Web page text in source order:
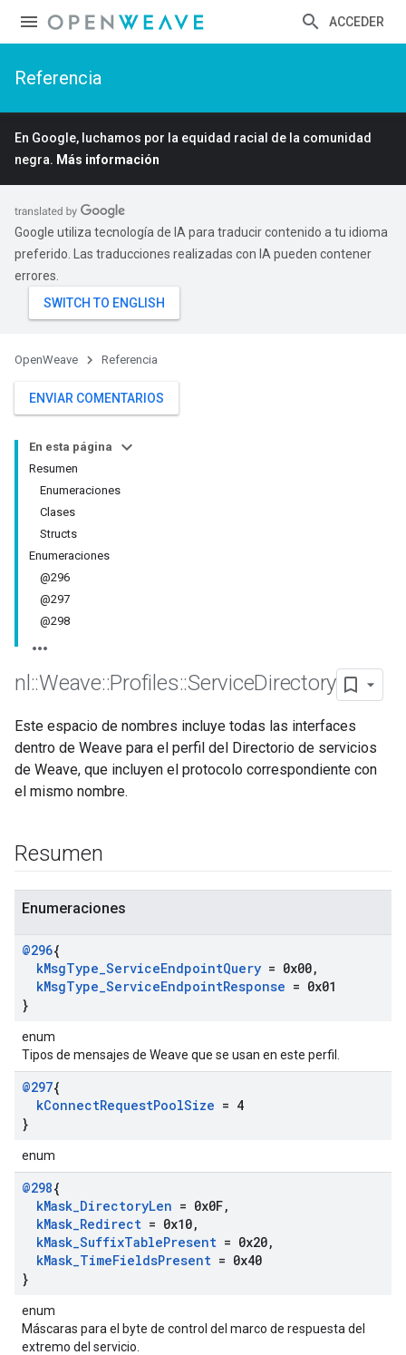
ACCEDER
Referencia
En Google, luchamos por la equidad racial de la comunidad
negra. Más información
Google utiliza tecnología de IA para traducir contenido a tu idioma
preferido. Las traducciones realizadas con IA pueden contener
errores.
OpenWeave Referencia
ENVIAR COMENTARIOS
En esta página
Resumen
Enumeraciones
Clases
Structs
Enumeraciones
@296
@297
@298
nl ::Weave::Profiles::ServiceDirectory
Este espacio de nombres incluye todas las interfaces
dentro de Weave para el perfil del Directorio de servicios
de Weave, que incluyen el protocolo correspondiente con
el mismo nombre.
Resumen
Enumeraciones
@296{
kMsgType_ServiceEndpointQuery = 0x00,
kMsgType_ServiceEndpointResponse = 0x01
}
enum
Tipos de mensajes de Weave que se usan en este perfil.
@297{
kConnectRequestPoolSize = 4
}
enum
@298{
kMask_DirectoryLen = 0x0F,
kMask_Redirect = 0x10,
kMask_SuffixTablePresent = 0x20,
kMask_TimeFieldsPresent = 0x40
}
enum
Máscaras para el byte de control del marco de respuesta del
extremo del servicio.